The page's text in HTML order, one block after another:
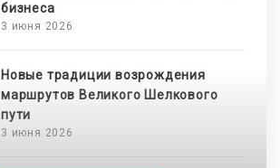
бизнеса
3 июня 2026
Новые традиции возрождения
маршрутов Великого Шелкового
пути
3 июня 2026